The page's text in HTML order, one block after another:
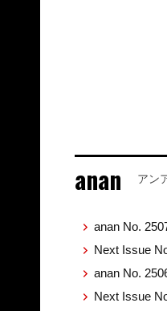
anan アン
anan No.
Next Issue
anan No.
Next Issue